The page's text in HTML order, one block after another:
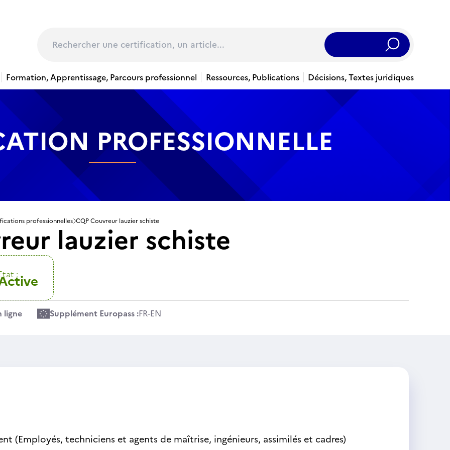
Rechercher
Formation, Apprentissage, Parcours professionnel Ressources, Publications Décisions, Textes juridiques
PROFESSIONNELLE
professionnelles CQP Couvreur lauzier schiste
lauzier schiste
:
ligne Supplément Europass :FR-EN
(Employés, techniciens et agents de maîtrise, ingénieurs, assimilés et cadres)